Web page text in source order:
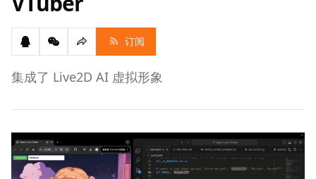
订阅
集成了 Live2D AI 虚拟形象